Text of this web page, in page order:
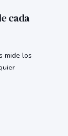
cada
mide los